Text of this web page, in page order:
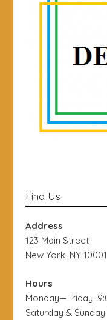
Find Us
Address
123 Main Street
New York, NY 10001
Hours
Monday—Friday:
Saturday &